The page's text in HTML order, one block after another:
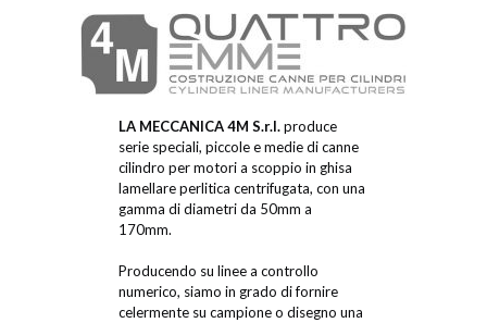
LA MECCANICA 4M S.r.l.produce
serie speciali, piccole e medie di canne
cilindro per motori a scoppio in ghisa
lamellare perlitica centrifugata, con una
gamma di diametri da 50mm a
170mm.
Producendo su linee a controllo
numerico, siamo in grado di fornire
celermente su campione o disegno una